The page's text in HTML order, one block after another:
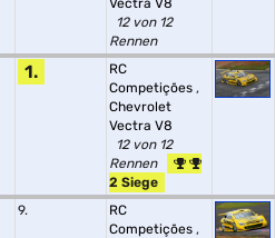
Vectra V8
12 von 12
Rennen
1.
RC
Competições ,
Chevrolet
Vectra V8
12 von 12
Rennen
2 Siege
9.
RC
Competições ,